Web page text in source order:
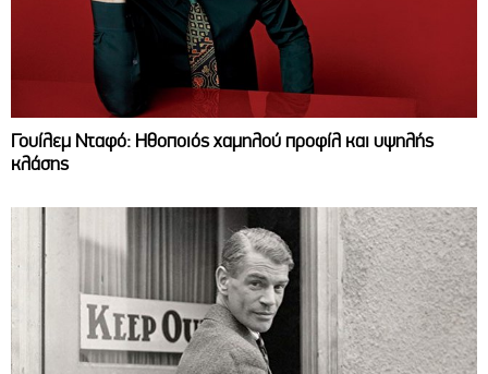
Γουίλεμ Νταφό: Ηθοποιός χαμηλού προφίλ και υψηλής
κλάσης